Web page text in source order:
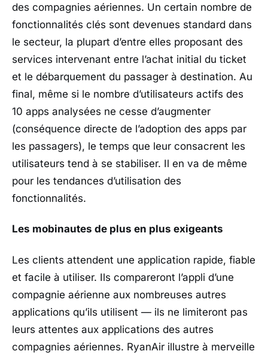
des compagnies aériennes. Un certain nombre de
fonctionnalités clés sont devenues standard dans
le secteur, la plupart d’entre elles proposant des
services intervenant entre l’achat initial du ticket
et le débarquement du passager à destination. Au
final, même si le nombre d’utilisateurs actifs des
10 apps analysées ne cesse d’augmenter
(conséquence directe de l’adoption des apps par
les passagers), le temps que leur consacrent les
utilisateurs tend à se stabiliser. Il en va de même
pour les tendances d’utilisation des
fonctionnalités.
Les mobinautes de plus en plus exigeants
Les clients attendent une application rapide, fiable
et facile à utiliser. Ils compareront l’appli d’une
compagnie aérienne aux nombreuses autres
applications qu’ils utilisent — ils ne limiteront pas
leurs attentes aux applications des autres
compagnies aériennes. RyanAir illustre à merveille